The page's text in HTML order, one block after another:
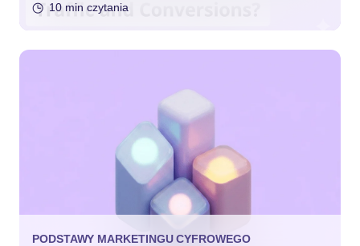
10 min czytania
PODSTAWY MARKETINGU CYFROWEGO